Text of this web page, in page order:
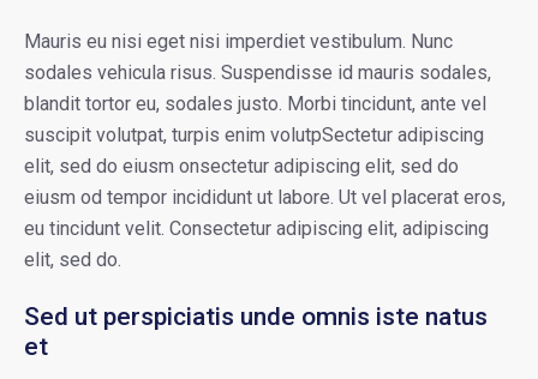
Mauris eu nisi eget nisi imperdiet vestibulum. Nunc
sodales vehicula risus. Suspendisse id mauris sodales,
blandit tortor eu, sodales justo. Morbi tincidunt, ante vel
suscipit volutpat, turpis enim volutpSectetur adipiscing
elit, sed do eiusm onsectetur adipiscing elit, sed do
eiusm od tempor incididunt ut labore. Ut vel placerat eros,
eu tincidunt velit. Consectetur adipiscing elit, adipiscing
elit, sed do.
Sed ut perspiciatis unde omnis iste natus
et